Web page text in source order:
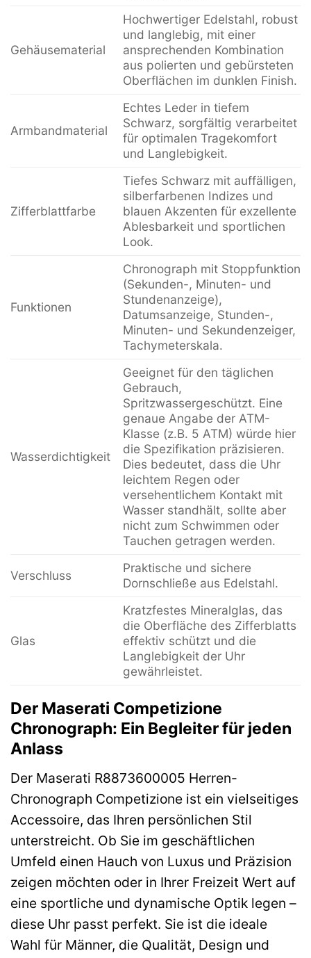
Gehäusematerial
Hochwertiger Edelstahl, robust
und langlebig, mit einer
ansprechenden Kombination
aus polierten und gebürsteten
Oberflächen im dunklen Finish.
Armbandmaterial
Echtes Leder in tiefem
Schwarz, sorgfältig verarbeitet
für optimalen Tragekomfort
und Langlebigkeit.
Zifferblattfarbe
Tiefes Schwarz mit auffälligen,
silberfarbenen Indizes und
blauen Akzenten für exzellente
Ablesbarkeit und sportlichen
Look.
Funktionen
Chronograph mit Stoppfunktion
(Sekunden-, Minuten- und
Stundenanzeige),
Datumsanzeige, Stunden-,
Minuten- und Sekundenzeiger,
Tachymeterskala.
Wasserdichtigkeit
Geeignet für den täglichen
Gebrauch,
Spritzwassergeschützt. Eine
genaue Angabe der ATM-
Klasse (z.B. 5 ATM) würde hier
die Spezifikation präzisieren.
Dies bedeutet, dass die Uhr
leichtem Regen oder
versehentlichem Kontakt mit
Wasser standhält, sollte aber
nicht zum Schwimmen oder
Tauchen getragen werden.
Verschluss
Praktische und sichere
Dornschließe aus Edelstahl.
Glas
Kratzfestes Mineralglas, das
die Oberfläche des Zifferblatts
effektiv schützt und die
Langlebigkeit der Uhr
gewährleistet.
Der Maserati Competizione
Chronograph: Ein Begleiter für jeden
Anlass
Der Maserati R8873600005 Herren-
Chronograph Competizione ist ein vielseitiges
Accessoire, das Ihren persönlichen Stil
unterstreicht. Ob Sie im geschäftlichen
Umfeld einen Hauch von Luxus und Präzision
zeigen möchten oder in Ihrer Freizeit Wert auf
eine sportliche und dynamische Optik legen –
diese Uhr passt perfekt. Sie ist die ideale
Wahl für Männer, die Qualität, Design und